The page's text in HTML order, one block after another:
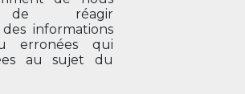
de réagir
informations
erronées qui
au sujet du